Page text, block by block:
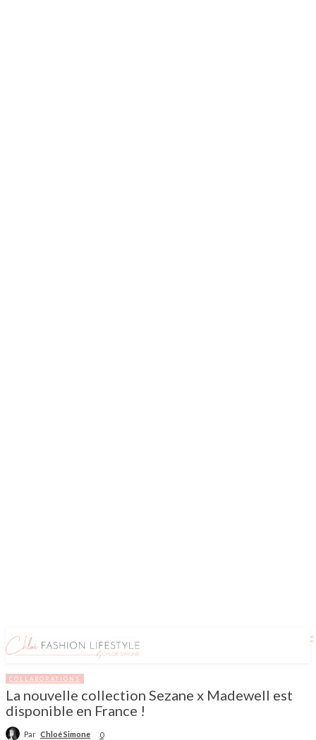
COLLABORATIONS
La nouvelle collection Sezane x Madewell est
disponible en France !
Par Chloé Simone 0